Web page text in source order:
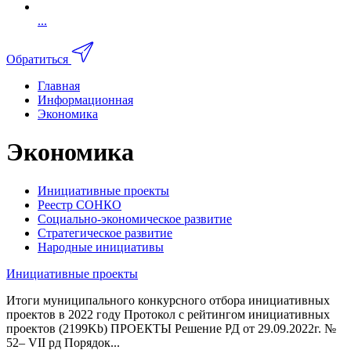
...
Обратиться
Главная
Информационная
Экономика
Экономика
Инициативные проекты
Реестр СОНКО
Социально-экономическое развитие
Стратегическое развитие
Народные инициативы
Инициативные проекты
Итоги муниципального конкурсного отбора инициативных
проектов в 2022 году Протокол с рейтингом инициативных
проектов (2199Kb) ПРОЕКТЫ Решение РД от 29.09.2022г. №
52– VII рд Порядок...